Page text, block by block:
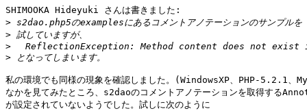
SHIMOOKA Hideyuki さんは書きました:
>
>
>
>
私の環境でも同様の現象を確認しました。(WindowsXP、PHP-5.2.1、
なかを見てみたところ、s2daoのコメントアノテーションを取得する
が設定されていないようでした。試しに次のように